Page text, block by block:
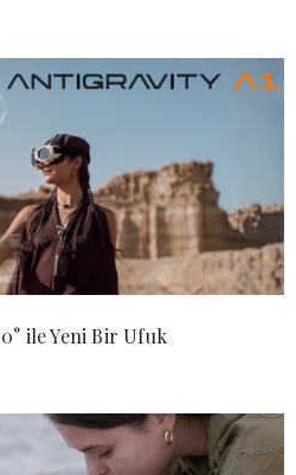
ile Yeni Bir Ufuk